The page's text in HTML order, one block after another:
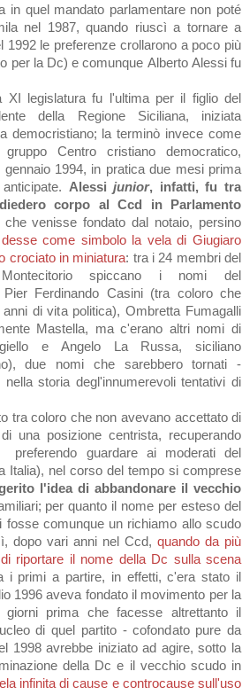
in quel mandato parlamentare non poté
a nel 1987, quando riuscì a tornare a
1992 le preferenze croll arono a poco più
per l a Dc)e comunque Alberto Alessi fu
XI legisl atura fu l'ultima per il figlio del
della Regione Siciliana, iniziata
a democristiano; la terminò invece come
gruppo Centro cristiano democratico,
gennaio 1994, in praticadue mesi prima
anticipate. Alessi junior, infatti, fu tra
corpo al Ccd in Parlamento
che venisse fondato dal notaio, persino
come simbolo la vela di Giugiaro
crociato in miniatura: tra i 24 membri del
spiccano i nomi del
Pier Ferdinando Casini (tra coloro che
anni di vita politica),Ombretta Fumagalli
Mastella, ma c'erano altri nomi di
e Angelo La Russa, siciliano
), due nomi che sarebbero tornati -
a storia degl'innumerevol i tentativi di
tra coloro che non avevano accettato di
una posizione centrista, recuperando
guardare ai moderati del
Italia), nel corso del tempo si comprese
l'idea di abbandonare il vecchio
ari; per quanto il nome per esteso del
fosse comunque un richiamo allo scudo
dopo vari anni nel Ccd, quando da più
riportare il nome dell a Dc sull a scena
i primia partire, in effetti, c'era stato il
1996aveva fondato il movimento per la
giorni prima che facesse altrettanto il
di quel partito - cofondato pure da
1998avrebbe iniziatoad agire, sotto la
azionedella Dc e il vecchio scudo in
a infinita di cause e controcause sull'uso